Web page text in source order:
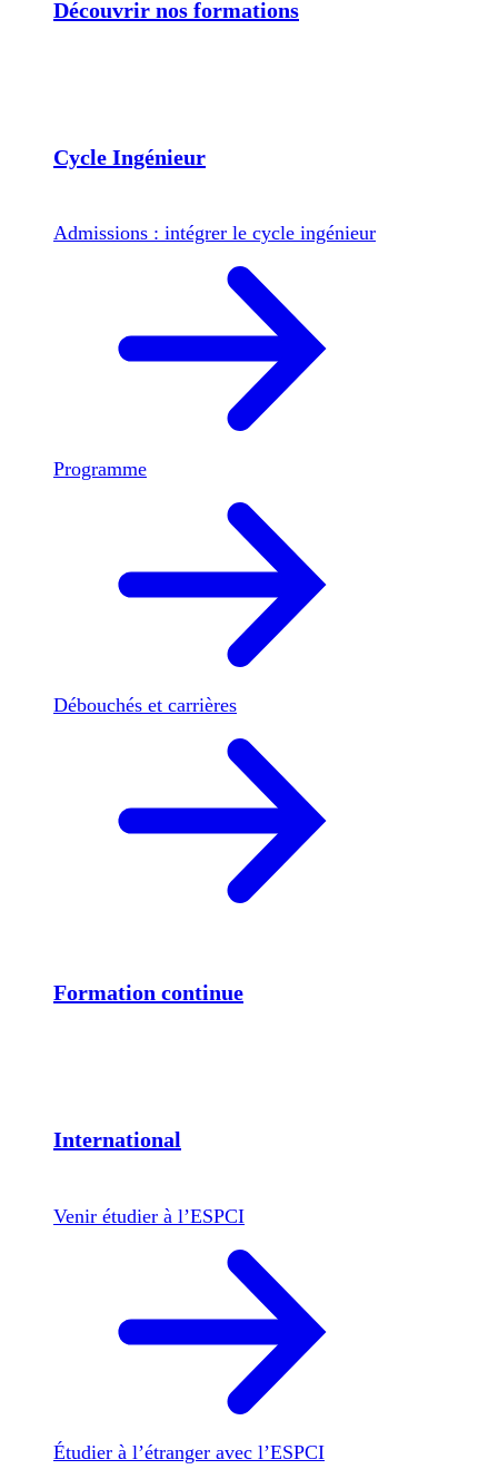
Découvrir nos formations
Cycle Ingénieur
Admissions : intégrer le cycle ingénieur
Programme
Débouchés et carrières
Formation continue
International
Venir étudier à l’ESPCI
Étudier à l’étranger avec l’ESPCI